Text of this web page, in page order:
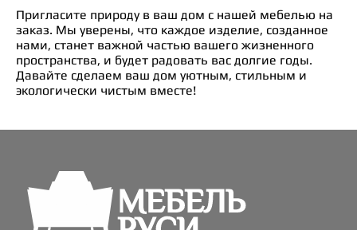
Пригласите природу в ваш дом с нашей мебелью на
заказ. Мы уверены, что каждое изделие, созданное
нами, станет важной частью вашего жизненного
пространства, и будет радовать вас долгие годы.
Давайте сделаем ваш дом уютным, стильным и
экологически чистым вместе!